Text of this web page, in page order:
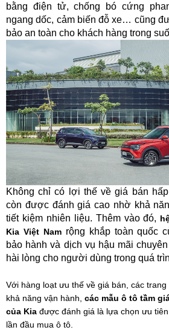
bằng điện tử, chống bó cứng
ngang dốc, cảm biến đỗ xe… cũng
bảo an toàn cho khách hàng trong
Không chỉ có lợi thế về giá bán
còn được đánh giá cao nhờ khả
tiết kiệm nhiên liệu. Thêm vào đó,
Kia Việt Namrộng khắp toàn quốc
bảo hành và dịch vụ hậu mãi
hài lòng cho người dùng trong quá
Với hàng loạt ưu thế về giá bán, các
khả năng vận hành, các mẫu ô tô tầm
của Kia được đánh giá là lựa chọn ưu
lần đầu mua ô tô.